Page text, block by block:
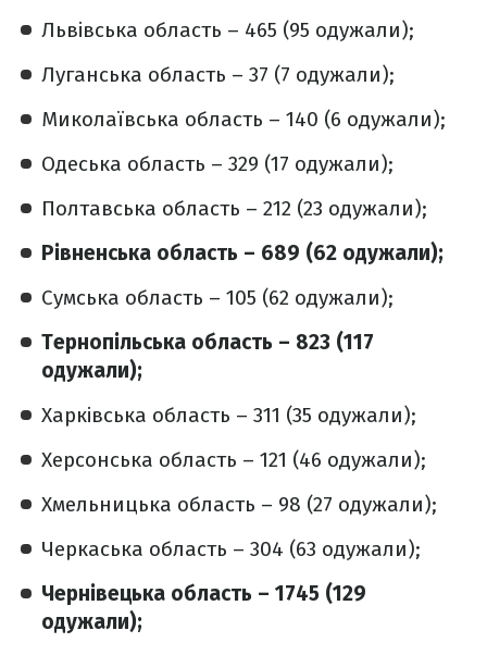
Львівська область – 465 (95 одужали);
Луганська область – 37 (7 одужали);
Миколаївська область – 140 (6 одужали);
Одеська область – 329 (17 одужали);
Полтавська область – 212 (23 одужали);
Рівненська область – 689 (62 одужали);
Сумська область – 105 (62 одужали);
Тернопільська область – 823 (117
одужали);
Харківська область – 311 (35 одужали);
Херсонська область – 121 (46 одужали);
Хмельницька область – 98 (27 одужали);
Черкаська область – 304 (63 одужали);
Чернівецька область – 1745 (129
одужали);